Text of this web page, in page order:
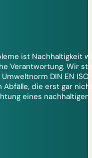
ist Nachhaltigkeit
Verantwortung. Wir
DIN EN
Abfälle, die erst gar
eines